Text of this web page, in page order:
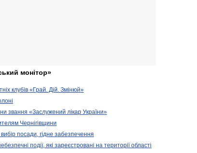
монітор»
клубів «Грай. Дій. Змінюй»
звання «Заслужений лікар України»
Чернігівщини
вибір посади, гідне забезпечення
події, які зареєстровані на території області